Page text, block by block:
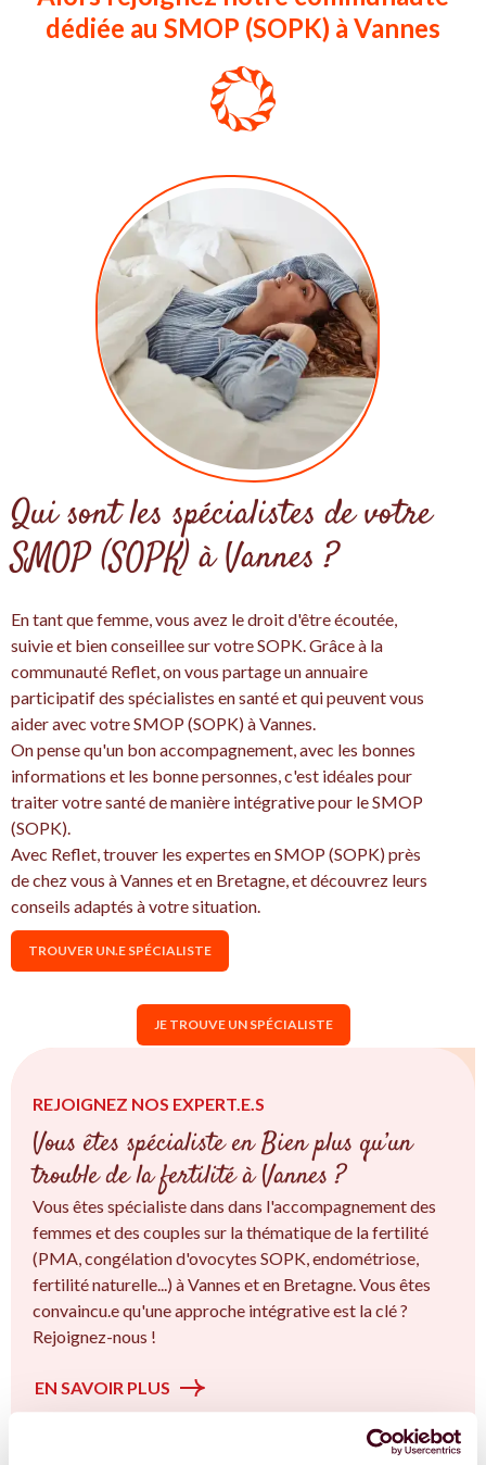
dédiée au SMOP (SOPK) à Vannes
Qui sont les spécialistes de votre
SMOP (SOPK) à Vannes ?
En tant que femme, vous avez le droit d'être écoutée,
suivie et bien conseillee sur votre SOPK. Grâce à la
communauté Reflet, on vous partage un annuaire
participatif des spécialistes en santé et qui peuvent vous
aider avec votre SMOP (SOPK) à Vannes.
On pense qu'un bon accompagnement, avec les bonnes
informations et les bonne personnes, c'est idéales pour
traiter votre santé de manière intégrative pour le SMOP
(SOPK).
Avec Reflet, trouver les expertes en SMOP (SOPK) près
de chez vous à Vannes et en Bretagne, et découvrez leurs
conseils adaptés à votre situation.
TROUVER UN.E SPÉCIALISTE
JE TROUVE UN SPÉCIALISTE
REJOIGNEZ NOS EXPERT.E.S
Vous êtes spécialiste en Bien plus qu’un
trouble de la fertilité à Vannes ?
Vous êtes spécialiste dans dans l'accompagnement des
femmes et des couples sur la thématique de la fertilité
(PMA, congélation d'ovocytes SOPK, endométriose,
fertilité naturelle...) à Vannes et en Bretagne. Vous êtes
convaincu.e qu'une approche intégrative est la clé ?
Rejoignez-nous !
EN SAVOIR PLUS